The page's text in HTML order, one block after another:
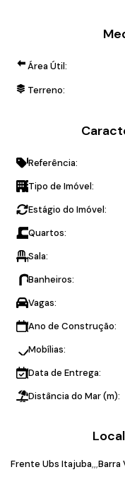
Área Útil:
Terreno:
Referência:
Tipo de Imóvel:
Estágio do Imóvel:
Quartos:
Sala:
Banheiros:
Vagas:
Ano de Construção:
Mobílias:
Data de Entrega:
Distância do Mar (m):
Frente Ubs Itajuba Barra